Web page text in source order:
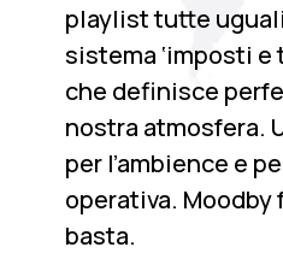
playlist tutte
sistema ‘imposti e
che definisce
nostra atmosfera.
per l’ambience e
operativa. Moodby
basta.